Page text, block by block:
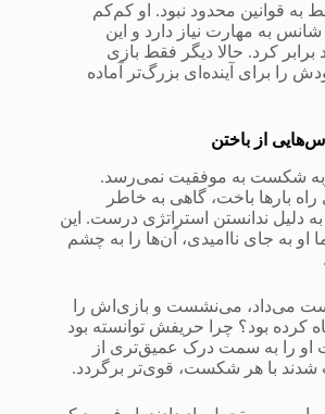
به قوانین محدود نبود. او کم‌کم
به مهارت نیاز دارد و این
کرد. حالا دیگر فقط بازی
را برای آینده‌ای بزرگ‌تر آماده
از باختن
شکست به موفقیت نمی‌رسد.
بارها باخت، گاهی به خاطر
دلیل ندانستن استراتژی درست. این
او به جای ناامیدی، آن‌ها را به چشم
می‌داد، می‌نشست و بازی‌اش را
کرده بود؟ چرا حریفش توانسته بود
او را به سمت درک عمیق‌تری از
شدند با هر شکست، قوی‌تر برگردد.